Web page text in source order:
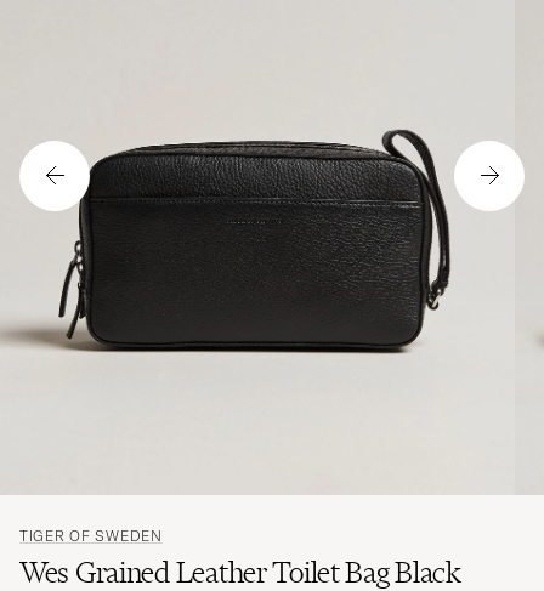
TIGER OF SWEDEN
Wes Grained Leather Toilet Bag Black